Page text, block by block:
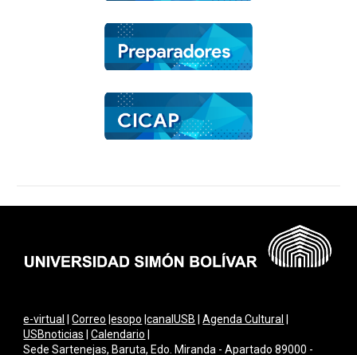
e-virtual |Correo |esopo |canalUSB |Agenda Cultural
USBnoticias |Calendario
Sede Sartenejas, Baruta, Edo. Miranda - Apartado 89000 -